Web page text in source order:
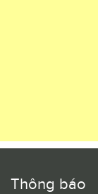
Thông báo